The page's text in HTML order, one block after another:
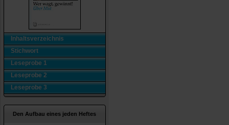
Inhaltsverzeichnis
Stichwort
Leseprobe 1
Leseprobe 2
Leseprobe 3
Den Aufbau eines jeden Heftes